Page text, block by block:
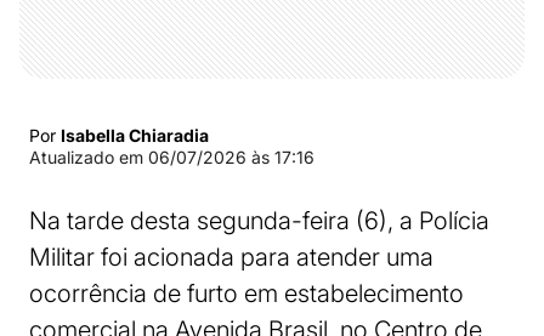
Por Isabella Chiaradia
Atualizado em 06/07/2026 às 17:16
Na tarde desta segunda-feira (6), a Polícia
Militar foi acionada para atender uma
ocorrência de furto em estabelecimento
comercial na Avenida Brasil, no Centro de